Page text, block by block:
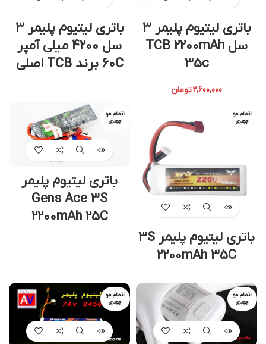
باتری لیتیوم پلیمر 3
سل TCB 2200mAh
35c
2,600,000تومان
باتری لیتیوم پلیمر 3
سل 4200 میلی آمپر
60C برند TCB اصلی
اتمام مو
جودی
باتری لیتیوم پلیمر 3S
2200mAh 35C
اتمام مو
جودی
باتری لیتیوم پلیمر
Gens Ace 3S
2200mAh 25C
اتمام مو
جودی
اتمام مو
جودی